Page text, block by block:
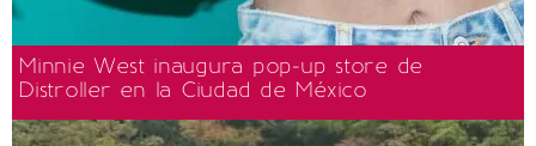
Minnie West inaugura pop-up store de
Distroller en la Ciudad de México